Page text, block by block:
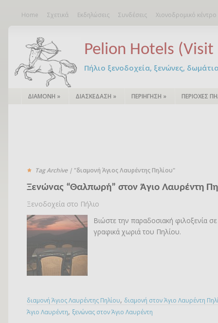
Home Σχετικά Εκδηλώσεις Συνδέσεις Χιονοδρομικό
Pelion Hotels (Visit
Πήλιο ξενοδοχεία, ξενώνες,
ΔΙΑΜΟΝΗ » ΔΙΑΣΚΕΔΑΣΗ » ΠΕΡΙΗΓΗΣΗ » ΠΕΡΙΟΧΕΣ
Tag Archive | "διαμονή Άγιος Λαυρέντης Πηλίου"
Ξενώνας “Θαλπωρή” στον Άγιο Λαυρέντη
Ξενοδοχεία στο Πήλιο
Βιώστε την παραδοσιακή φιλοξενία
γραφικά χωριά του Πηλίου.
διαμονή Άγιος Λαυρέντης Πηλίου, διαμονή στον Άγιο Λαυρέντη
Άγιο Λαυρέντη, ξενώνας στον Άγιο Λαυρέντη